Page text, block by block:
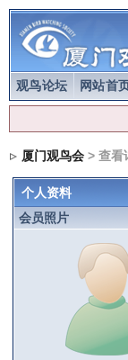
观鸟论坛 网站首
厦门观鸟会> 查看
个人资料
会员照片